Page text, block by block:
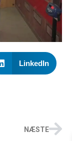
LinkedIn
NÆSTE